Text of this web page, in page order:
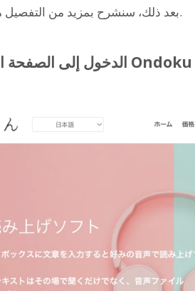
بعد ذلك، سنشرح بمزيد من التفصيل مع الصور والفيديو.
1. الدخول إلى الصفحة الرئيسية لـ Ondoku